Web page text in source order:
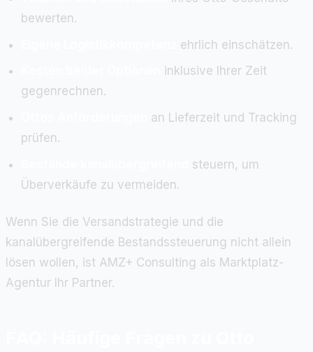
bewerten.
ehrlich einschätzen.
inklusive Ihrer Zeit
gegenrechnen.
an Lieferzeit und Tracking
prüfen.
steuern, um
Überverkäufe zu vermeiden.
Wenn Sie die Versandstrategie und die
kanalübergreifende Bestandssteuerung nicht allein
lösen wollen, ist AMZ+ Consulting als Marktplatz-
Agentur Ihr Partner.